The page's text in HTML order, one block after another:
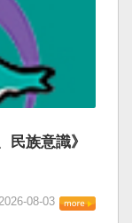
民族意識》
08-03